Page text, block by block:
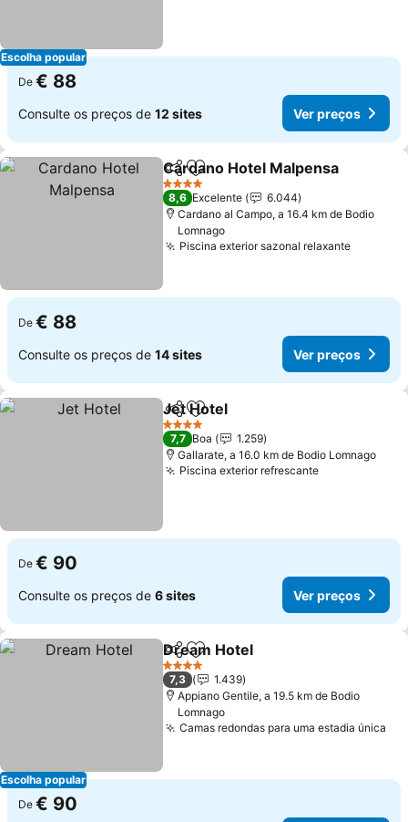
Escolha popular
De € 88
Consulte os preços de 12 sites Ver preços
PartilharAdicionar aos favoritos
Cardano Hotel Malpensa
4 Estrelas
8,6 Excelente
6.044
Cardano al Campo, a 16.4 km de Bodio
Lomnago
Piscina exterior sazonal relaxanteVer
De € 88
Consulte os preços de 14 sites Ver preços
PartilharAdicionar aos favoritos
Jet Hotel
4 Estrelas
7,7 Boa
1.259
Gallarate, a 16.0 km de Bodio Lomnago
Piscina exterior refrescanteVer preços
De € 90
Consulte os preços de 6 sites Ver preços
Escolha popular
PartilharAdicionar aos favoritos
Dream Hotel
4 Estrelas
7,3
1.439
Appiano Gentile, a 19.5 km de Bodio
Lomnago
Camas redondas para uma estadia única
De € 90